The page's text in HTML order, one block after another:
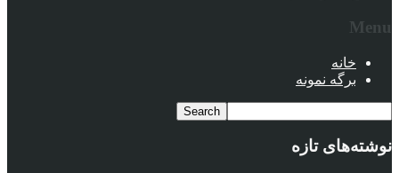
Menu
خانه
برگه نمونه
نوشته‌های تازه